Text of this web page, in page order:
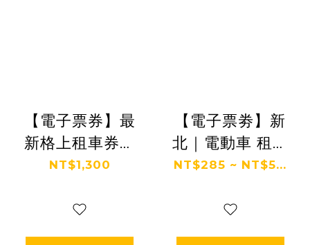
【電子票券】最
新格上租車券｜
自駕 台灣玩透透
NT$1,300
【電子票劵】新
北｜電動車 租賃
券 Ⓕ
NT$285 ~ NT$5...